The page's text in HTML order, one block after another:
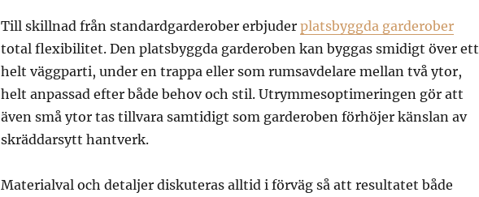
Till skillnad från standardgarderober erbjuder platsbyggda garderober
total flexibilitet. Den platsbyggda garderoben kan byggas smidigt över ett
helt väggparti, under en trappa eller som rumsavdelare mellan två ytor,
helt anpassad efter både behov och stil. Utrymmesoptimeringen gör att
även små ytor tas tillvara samtidigt som garderoben förhöjer känslan av
skräddarsytt hantverk.
Materialval och detaljer diskuteras alltid i förväg så att resultatet både